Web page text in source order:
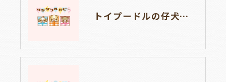
トイプードルの仔犬のお目目があいたよ👀🐶岐阜県養老町のブリーダーワンダフルパピーです。